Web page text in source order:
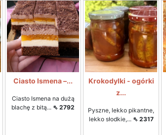
Ciasto Ismena –...
Ciasto Ismena na dużą
blachę z bitą... ⇖ 2792
Krokodylki - ogórki
z...
Pyszne, lekko pikantne,
lekko słodkie,... ⇖ 2317